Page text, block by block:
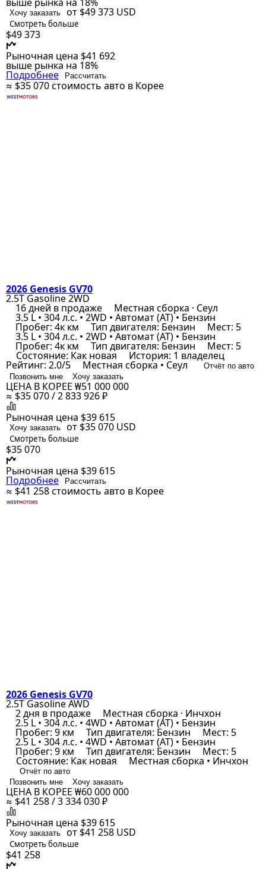
Хочу заказать от $49 373 USD
Смотреть больше
$49 373
Рыночная цена $41 692
выше рынка на 18%
Подробнее Рассчитать
≈ $35 070стоимость авто в Корее
2026 Genesis GV70
2.5T Gasoline 2WD
16 дней в продаже Местная сборка · Сеул
3.5 L • 304 л.с. • 2WD • Автомат (AT) • Бензин
Пробег: 4к км Тип двигателя: Бензин Мест: 5
3.5 L • 304 л.с. • 2WD • Автомат (AT) • Бензин
Пробег: 4к км Тип двигателя: Бензин Мест: 5
Состояние: Как новая История: 1 владелец
Рейтинг: 2.0/5 Местная сборка • Сеул
Отчёт по авто
Позвонить мне
Хочу заказать
ЦЕНА В КОРЕЕ ₩51 000 000
≈ $35 070 / 2 833 926 ₽
Рыночная цена $39 615
Хочу заказать от $35 070 USD
Смотреть больше
$35 070
Рыночная цена $39 615
Подробнее Рассчитать
≈ $41 258стоимость авто в Корее
2026 Genesis GV70
2.5T Gasoline AWD
2 дня в продаже Местная сборка · Инчхон
2.5 L • 304 л.с. • 4WD • Автомат (AT) • Бензин
Пробег: 9 км Тип двигателя: Бензин Мест: 5
2.5 L • 304 л.с. • 4WD • Автомат (AT) • Бензин
Пробег: 9 км Тип двигателя: Бензин Мест: 5
Состояние: Как новая Местная сборка • Инчхон
Отчёт по авто
Позвонить мне
Хочу заказать
ЦЕНА В КОРЕЕ ₩60 000 000
≈ $41 258 / 3 334 030 ₽
Рыночная цена $39 615
Хочу заказать от $41 258 USD
Смотреть больше
$41 258